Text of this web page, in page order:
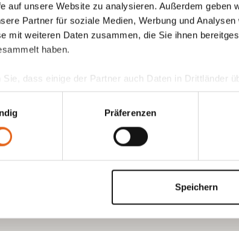
auf unsere Website zu analysieren. Außerdem geben
Partner für soziale Medien, Werbung und
mit weiteren Daten zusammen, die Sie ihnen
haben.
Sie, dass einige der Partner auch Daten in Drittländer
besteht als in der EU. Wir stellen sicher,
mit den geltenden Datenschutzgesetzen erfolgt
zu unseren Cookies, wenn Sie unsere
Präferenzen
Speichern
auch zukunftssicher ist.
#haasfertigbau #besserbauen